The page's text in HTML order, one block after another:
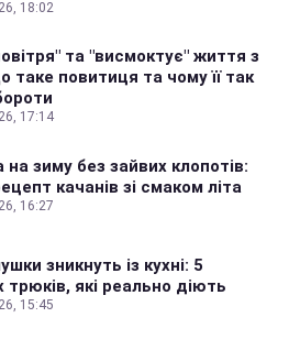
18:02
та "висмоктує" життя з
таке повитиця та чому її так
17:14
на зиму без зайвих клопотів:
качанів зі смаком літа
16:27
зникнуть із кухні: 5
трюків, які реально діють
15:45